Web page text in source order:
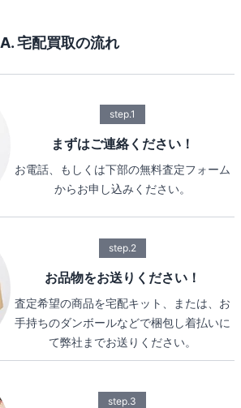
A. 宅配買取の流れ
step.1
まずはご連絡ください！
お電話、もしくは下部の無料査定フォーム
からお申し込みください。
step.2
お品物をお送りください！
査定希望の商品を宅配キット、または、お
手持ちのダンボールなどで梱包し着払いに
て弊社までお送りください。
step.3